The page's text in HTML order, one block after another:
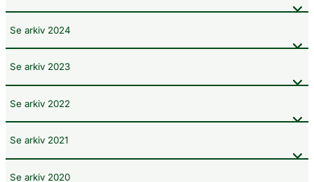
Se arkiv 2024
Se arkiv 2023
Se arkiv 2022
Se arkiv 2021
Se arkiv 2020